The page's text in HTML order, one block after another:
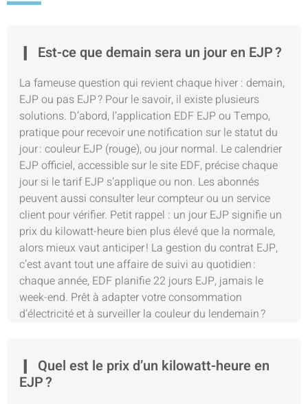
Est-ce que demain sera un jour en EJP ?
La fameuse question qui revient chaque hiver : demain,
EJP ou pas EJP ? Pour le savoir, il existe plusieurs
solutions. D’abord, l’application EDF EJP ou Tempo,
pratique pour recevoir une notification sur le statut du
jour : couleur EJP (rouge), ou jour normal. Le calendrier
EJP officiel, accessible sur le site EDF, précise chaque
jour si le tarif EJP s’applique ou non. Les abonnés
peuvent aussi consulter leur compteur ou un service
client pour vérifier. Petit rappel : un jour EJP signifie un
prix du kilowatt-heure bien plus élevé que la normale,
alors mieux vaut anticiper ! La gestion du contrat EJP,
c’est avant tout une affaire de suivi au quotidien :
chaque année, EDF planifie 22 jours EJP, jamais le
week-end. Prêt à adapter votre consommation
d’électricité et à surveiller la couleur du lendemain ?
Quel est le prix d’un kilowatt-heure en
EJP ?